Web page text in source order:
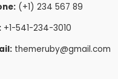
(+1) 234 567 89
+1-541-234-3010
themeruby@gmail.com